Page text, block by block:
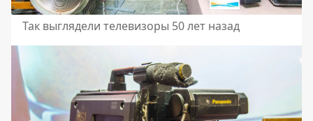
Так выглядели телевизоры 50 лет назад